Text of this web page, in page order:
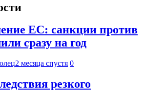
ЕС: санкции против
сразу на год
2 месяца спустя 0
резкого